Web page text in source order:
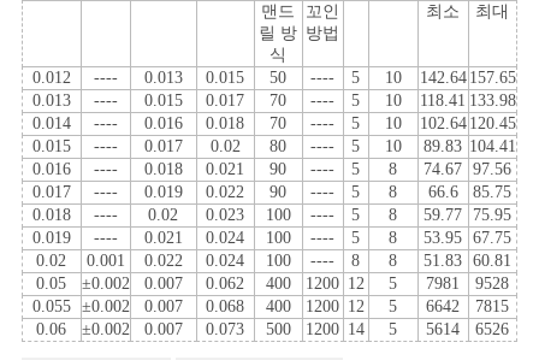
맵
PRIVACY
POLICY
맨드
릴 방
식
꼬인
방법
최소 최대
0.012 ---- 0.013 0.015 50 ---- 5 10 142.64 157.65
0.013
---- 0.015 0.017 70 ---- 5 10 118.41 133.98
0.014
---- 0.016 0.018 70 ---- 5 10 102.64 120.45
0.015
---- 0.017 0.02 80 ---- 5 10 89.83 104.41
0.016
---- 0.018 0.021 90 ---- 5 8 74.67
97.56
0.017
---- 0.019 0.022 90 ---- 5 8 66.6
85.75
0.018
---- 0.02 0.023 100 ---- 5 8 59.77
75.95
0.019
---- 0.021 0.024 100 ---- 5 8 53.95
67.75
0.02
0.001 0.022 0.024 100 ---- 8 8 51.83
60.81
0.05
±0.002 0.007 0.062 400 1200 12 5 7981
9528
0.055
±0.002 0.007 0.068 400 1200 12 5 6642
7815
0.06
±0.002 0.007 0.073 500 1200 14 5 5614 6526